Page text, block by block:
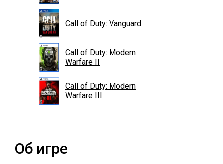
Call of Duty: Vanguard
Call of Duty: Modern
Warfare II
Call of Duty: Modern
Warfare III
Об игре